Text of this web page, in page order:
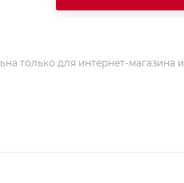
только для интернет-магазина